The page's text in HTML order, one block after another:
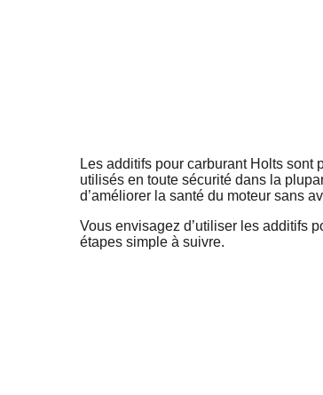
Les additifs pour carburant Holts
utilisés en toute sécurité dans la
d’améliorer la santé du moteur sans
Vous envisagez d’utiliser les additifs
étapes simple à suivre.